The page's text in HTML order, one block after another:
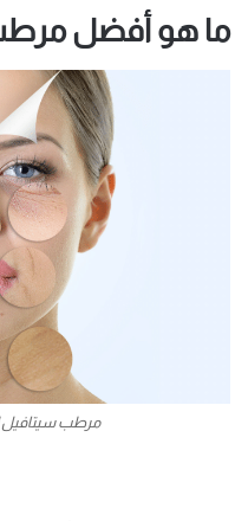
ما هو أفضل
مرطب سيتافيل